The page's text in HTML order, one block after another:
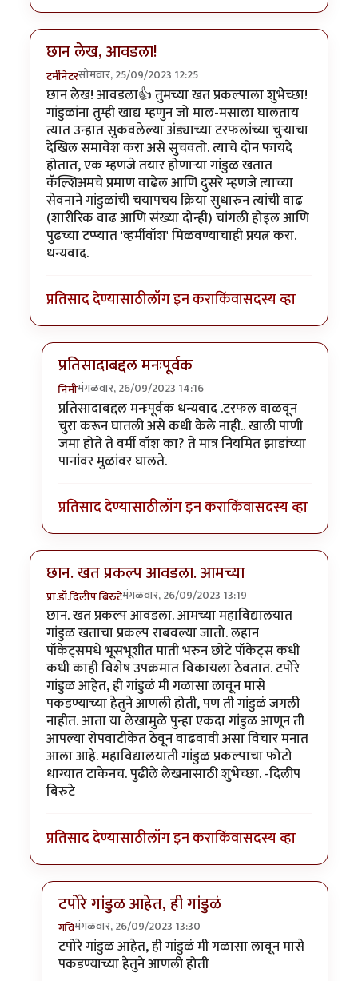
छान लेख, आवडला!
टर्मीनेटरसोमवार, 25/09/2023 12:25
छान लेख! आवडला👍 तुमच्या खत प्रकल्पाला शुभेच्छा!
गांडुळांना तुम्ही खाद्य म्हणुन जो माल-मसाला घालताय
त्यात उन्हात सुकवलेल्या अंड्याच्या टरफलांच्या चुऱ्याचा
देखिल समावेश करा असे सुचवतो. त्याचे दोन फायदे
होतात, एक म्हणजे तयार होणाऱ्या गांडुळ खतात
कॅल्शिअमचे प्रमाण वाढेल आणि दुसरे म्हणजे त्याच्या
सेवनाने गांडुळांची चयापचय क्रिया सुधारुन त्यांची वाढ
(शारीरिक वाढ आणि संख्या दोन्ही) चांगली होइल आणि
पुढच्या टप्प्यात 'व्हर्मीवॉश' मिळवण्याचाही प्रयत्न करा.
धन्यवाद.
प्रतिसाद देण्यासाठीलॉग इन कराकिंवासदस्य व्हा
प्रतिसादाबद्दल मनःपूर्वक
निमीमंगळवार, 26/09/2023 14:16
In reply toछान लेख, आवडला!byटर्मीनेटर
प्रतिसादाबद्दल मनःपूर्वक धन्यवाद .टरफल वाळवून
चुरा करून घातली असे कधी केले नाही.. खाली पाणी
जमा होते ते वर्मी वॉश का? ते मात्र नियमित झाडांच्या
पानांवर मुळांवर घालते.
प्रतिसाद देण्यासाठीलॉग इन कराकिंवासदस्य व्हा
छान. खत प्रकल्प आवडला. आमच्या
प्रा.डॉ.दिलीप बिरुटेमंगळवार, 26/09/2023 13:19
छान. खत प्रकल्प आवडला. आमच्या महाविद्यालयात
गांडुळ खताचा प्रकल्प राबवल्या जातो. लहान
पॉकेट्समधे भूसभूशीत माती भरुन छोटे पॉकेट्स कधी
कधी काही विशेष उपक्रमात विकायला ठेवतात. टपोरे
गांडुळ आहेत, ही गांडुळं मी गळासा लावून मासे
पकडण्याच्या हेतुने आणली होती, पण ती गांडुळं जगली
नाहीत. आता या लेखामुळे पुन्हा एकदा गांडुळ आणून ती
आपल्या रोपवाटीकेत ठेवून वाढवावी असा विचार मनात
आला आहे. महाविद्यालयाती गांडुळ प्रकल्पाचा फोटो
धाग्यात टाकेनच. पुढीले लेखनासाठी शुभेच्छा. -दिलीप
बिरुटे
प्रतिसाद देण्यासाठीलॉग इन कराकिंवासदस्य व्हा
टपोरे गांडुळ आहेत, ही गांडुळं
गविमंगळवार, 26/09/2023 13:30
In reply toछान. खत प्रकल्प आवडला. आमच्याby
टपोरे गांडुळ आहेत, ही गांडुळं मी गळासा लावून मासे
पकडण्याच्या हेतुने आणली होती